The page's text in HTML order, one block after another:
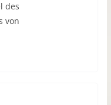
des
von